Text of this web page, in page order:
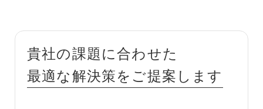
貴社の課題に合わせた
最適な解決策をご提案します